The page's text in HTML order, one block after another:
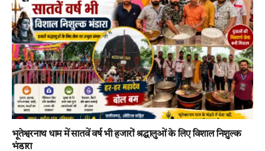
भूतेश्वरनाथ धाम में सातवें वर्ष भी हजारों श्रद्धालुओं के लिए विशाल निशुल्क
भंडारा